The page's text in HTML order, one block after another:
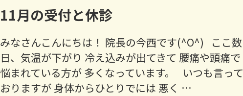
11月の受付と休診
みなさんこんにちは！ 院長の今西です(^O^) ここ数
日、気温が下がり 冷え込みが出てきて 腰痛や頭痛で
悩まれている方が 多くなっています。 いつも言って
おりますが 身体からひとりでには 悪く …